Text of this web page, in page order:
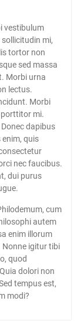
vestibulum
mi,
tortor non
sed massa
Morbi urna
lectus.
Morbi
mi.
dapibus
quis
nec faucibus.
dui purus
cum
autem
enim illorum
igitur tibi
quod
dolori non
tempus est,
modi?